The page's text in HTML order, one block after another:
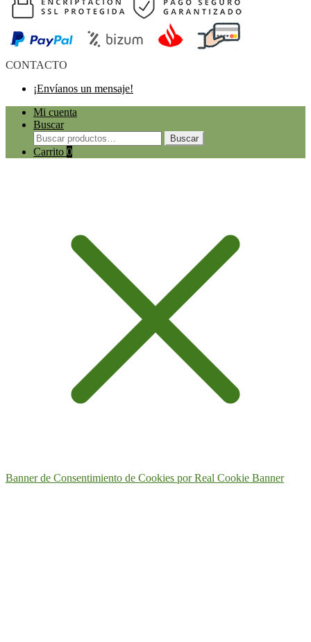
CONTACTO
¡Envíanos un mensaje!
Mi cuenta
Buscar
Buscar
Carrito 0
Banner de Consentimiento de Cookies por Real Cookie Banner